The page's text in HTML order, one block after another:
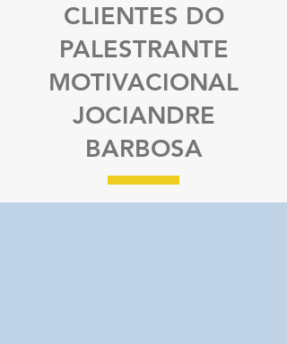
CLIENTES DO
PALESTRANTE
MOTIVACIONAL
JOCIANDRE
BARBOSA